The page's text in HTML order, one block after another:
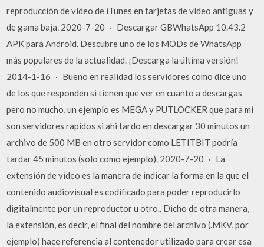
reproducción de vídeo de iTunes en tarjetas de vídeo antiguas y
de gama baja. 2020-7-20 · Descargar GBWhatsApp 10.43.2
APK para Android. Descubre uno de los MODs de WhatsApp
más populares de la actualidad. ¡Descarga la última versión!
2014-1-16 · Bueno en realidad los servidores como dice uno
de los que responden si tienen que ver en cuanto a descargas
pero no mucho, un ejemplo es MEGA y PUTLOCKER que para mi
son servidores rapidos si ahi tardo en descargar 30 minutos un
archivo de 500 MB en otro servidor como LETITBIT podría
tardar 45 minutos (solo como ejemplo). 2020-7-20 · La
extensión de vídeo es la manera de indicar la forma en la que el
contenido audiovisual es codificado para poder reproducirlo
digitalmente por un reproductor u otro.. Dicho de otra manera,
la extensión, es decir, el final del nombre del archivo (.MKV, por
ejemplo) hace referencia al contenedor utilizado para crear esa